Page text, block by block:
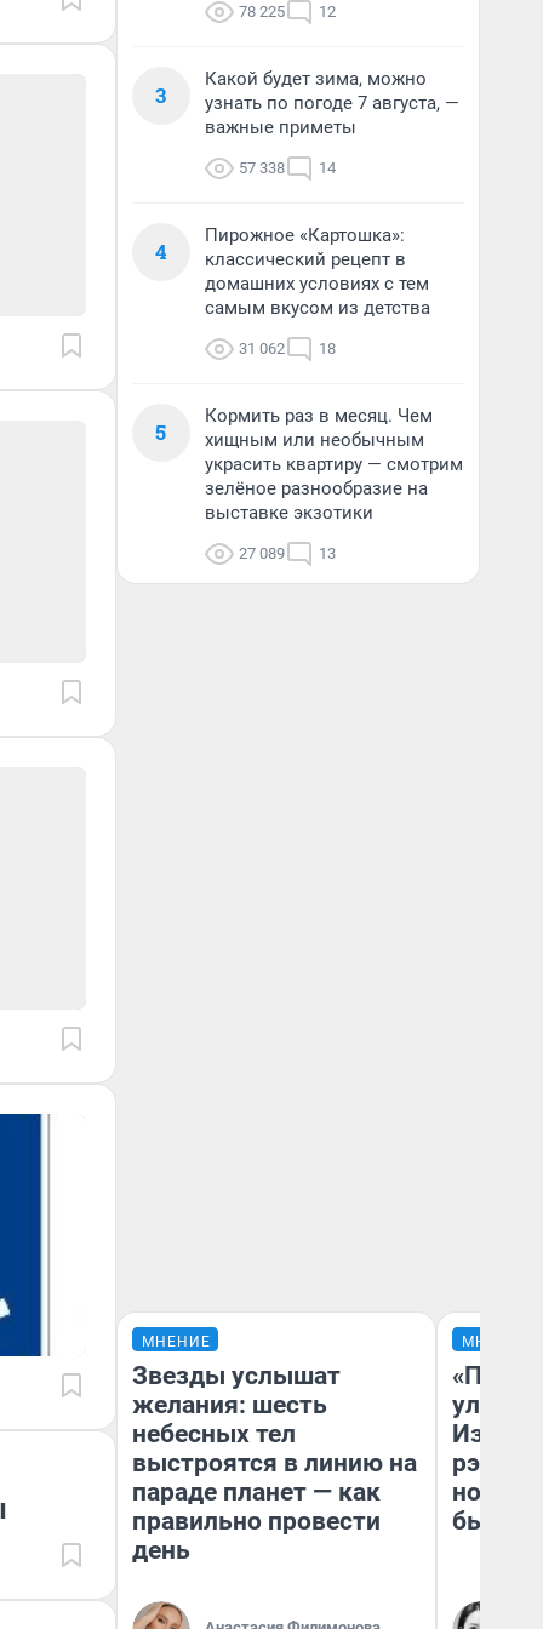
78 225 12
3
Какой будет зима, можно
узнать по погоде 7 августа, —
важные приметы
57 338 14
4
Пирожное «Картошка»:
классический рецепт в
домашних условиях с тем
самым вкусом из детства
31 062 18
5
Кормить раз в месяц. Чем
хищным или необычным
украсить квартиру — смотрим
зелёное разнообразие на
выставке экзотики
27 089 13
МНЕНИЕ
Звезды услышат
желания: шесть
небесных тел
выстроятся в линию на
параде планет — как
правильно провести
день
МНЕНИЕ
рэпер
было